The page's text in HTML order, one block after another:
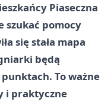
Piaseczna
szukać pomocy
się stała mapa
będą
To ważne
i praktyczne